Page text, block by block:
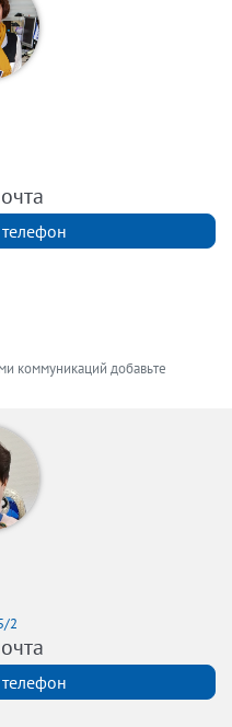
коммуникаций добавьте
2